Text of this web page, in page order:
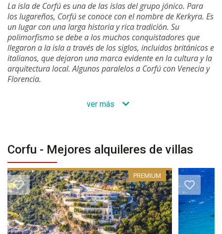
La isla de Corfú es una de las islas del grupo jónico. Para
los lugareños, Corfú se conoce con el nombre de Kerkyra. Es
un lugar con una larga historia y rica tradición. Su
polimorfismo se debe a los muchos conquistadores que
llegaron a la isla a través de los siglos, incluidos británicos e
italianos, que dejaron una marca evidente en la cultura y la
arquitectura local. Algunos paralelos a Corfú con Venecia y
Florencia.
ver más
Corfu - Mejores alquileres de villas
PREMIUM